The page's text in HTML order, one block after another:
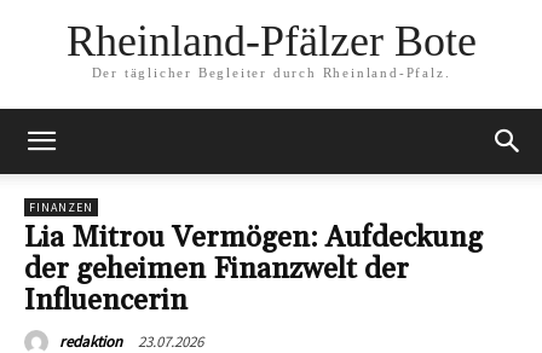
Rheinland-Pfälzer Bote
Der täglicher Begleiter durch Rheinland-Pfalz.
FINANZEN
Lia Mitrou Vermögen: Aufdeckung
der geheimen Finanzwelt der
Influencerin
redaktion 23.07.2026